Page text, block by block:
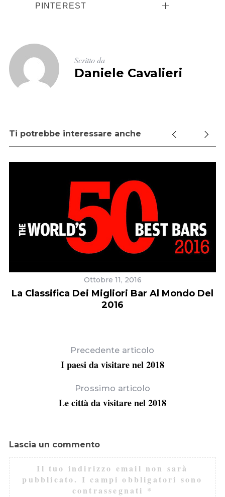
PINTEREST
Scritto da
Daniele Cavalieri
Ti potrebbe interessare anche
Ottobre 11, 2016
La Classifica Dei Migliori Bar Al Mondo Del
2016
Precedente articolo
I paesi da visitare nel 2018
Prossimo articolo
Le città da visitare nel 2018
Lascia un commento
Il tuo indirizzo email non sarà
pubblicato. I campi obbligatori sono
contrassegnati *